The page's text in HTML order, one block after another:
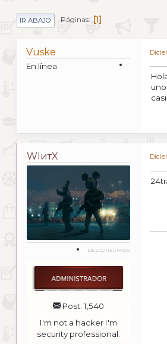
IR ABAJO Páginas 1
Vuske
En línea
WIитX
DESCONECTADO
Post: 1,540
I'm not a hacker I'm
security professional.